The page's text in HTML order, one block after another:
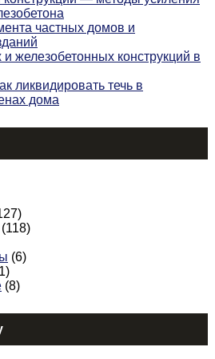
частных домов и
железобетонных конструкций в
ликвидировать течь в
дома
(118)
(6)
(8)